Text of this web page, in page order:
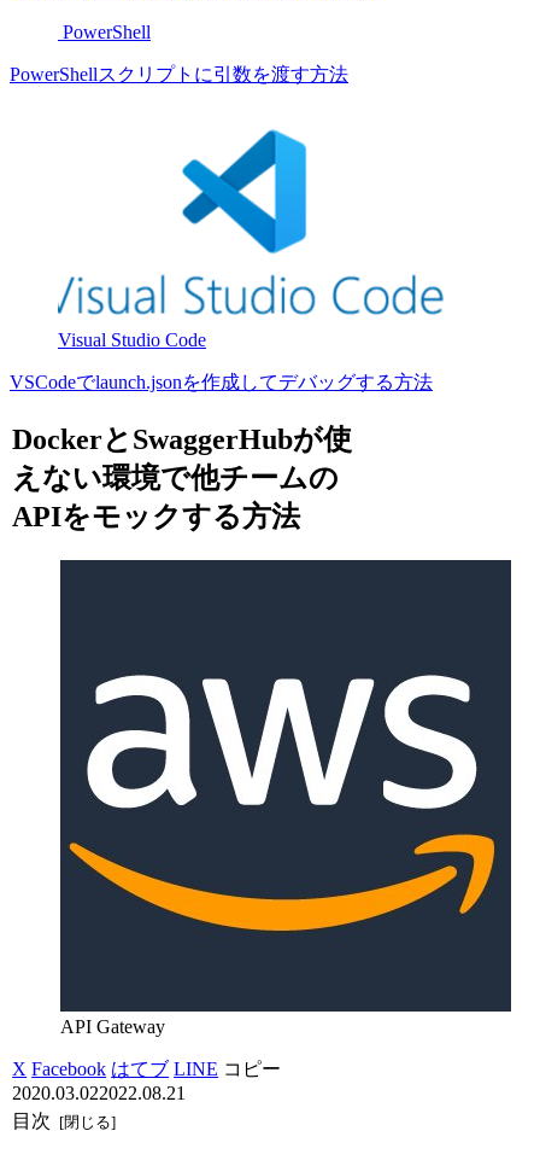
PowerShell
PowerShellスクリプトに引数を渡す方法
Visual Studio Code
VSCodeでlaunch.jsonを作成してデバッグする方法
DockerとSwaggerHubが使
えない環境で他チームの
APIをモックする方法
API Gateway
X Facebook はてブ LINE コピー
2020.03.022022.08.21
目次